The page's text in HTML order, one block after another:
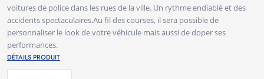
voitures de police dans les rues de la ville. Un rythme endiablé et des
accidents spectaculaires.Au fil des courses, il sera possible de
personnaliser le look de votre véhicule mais aussi de doper ses
performances.
DÉTAILS PRODUIT